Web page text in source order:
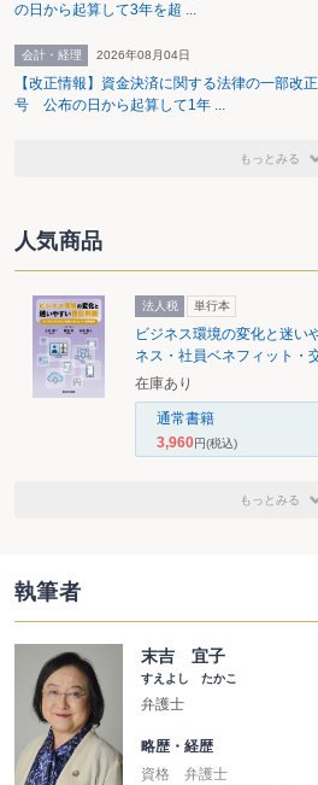
の日から起算して3年を超 ...
会計・経理 2026年08月04日
【改正情報】資金決済に関する法律の一部改
号 公布の日から起算して1年 ...
もっとみる
人気商品
法人税 単行本
ビジネス環境の変化と迷い
ネス・社員ベネフィット・
在庫あり
通常書籍
3,960円(税込)
もっとみる
執筆者
末吉 宜子
すえよし たかこ
弁護士
略歴・経歴
資格 弁護士